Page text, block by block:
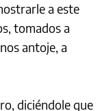
a este
tomados a
antoje, a
diciéndole que